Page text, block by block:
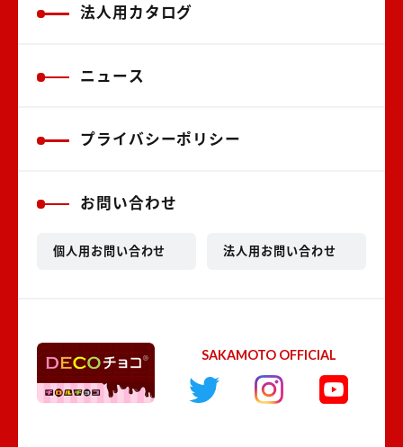
法人用カタログ
ニュース
プライバシーポリシー
お問い合わせ
個人用お問い合わせ 法人用お問い合わせ
SAKAMOTO OFFICIAL